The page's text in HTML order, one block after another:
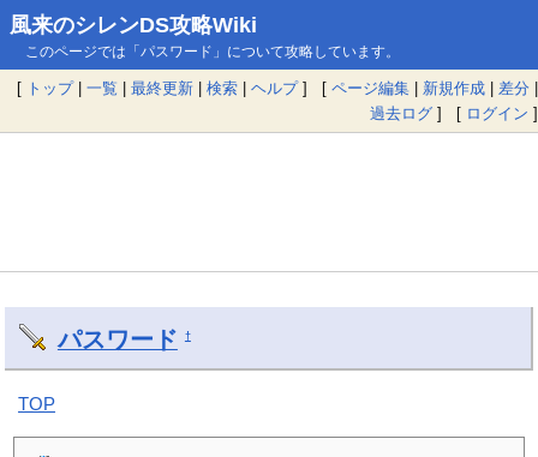
風来のシレンDS攻略Wiki
このページでは「パスワード」について攻略しています。
[ トップ| 一覧 | 最終更新 | 検索 | ヘルプ] [ ページ編集 | 新規作成 | 差分 |
過去ログ ] [ ログイン ]
パスワード †
TOP